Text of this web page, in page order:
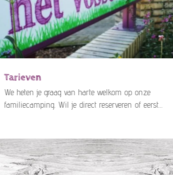
Tarieven
We heten je graag van harte welkom op onze
familiecamping. Wil je direct reserveren of eerst